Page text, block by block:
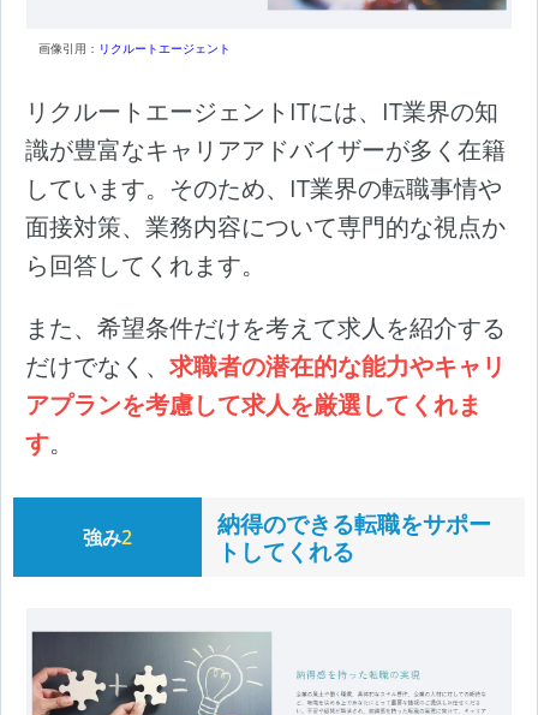
画像引用： リクルートエージェント
リクルートエージェントITには、IT業界の知
識が豊富なキャリアアドバイザーが多く在籍
しています。そのため、IT業界の転職事情や
面接対策、業務内容について専門的な視点か
ら回答してくれます。
また、希望条件だけを考えて求人を紹介する
だけでなく、 求職者の潜在的な能力やキャリ
アプランを考慮して求人を厳選してくれま
す。
強み2
納得のできる転職をサポー
トしてくれる